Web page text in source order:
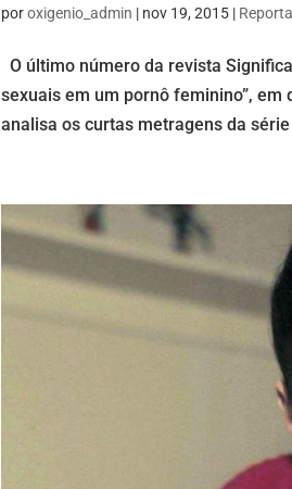
poroxigenio_admin | nov 19, 2015 |
O último número da revista
sexuais em um pornô feminino”,
analisa os curtas metragens da